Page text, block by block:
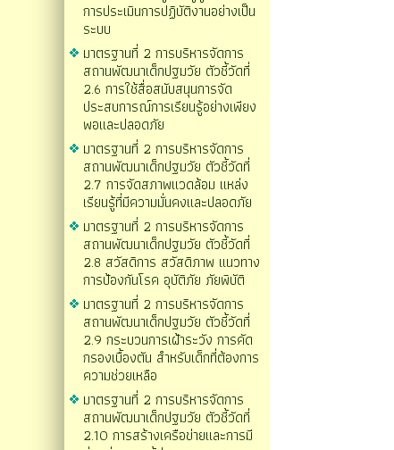
การประเมินการปฏิบัติงานอย่างเป็น
ระบบ
มาตรฐานที่ 2 การบริหารจัดการ
สถานพัฒนาเด็กปฐมวัย ตัวชี้วัดที่
2.6 การใช้สื่อสนับสนุนการจัด
ประสบการณ์การเรียนรู้อย่างเพียง
พอและปลอดภัย
มาตรฐานที่ 2 การบริหารจัดการ
สถานพัฒนาเด็กปฐมวัย ตัวชี้วัดที่
2.7 การจัดสภาพแวดล้อม แหล่ง
เรียนรู้ที่มีความมั่นคงและปลอดภัย
มาตรฐานที่ 2 การบริหารจัดการ
สถานพัฒนาเด็กปฐมวัย ตัวชี้วัดที่
2.8 สวัสดิการ สวัสดิภาพ แนวทาง
การป้องกันโรค อุบัติภัย ภัยพิบัติ
มาตรฐานที่ 2 การบริหารจัดการ
สถานพัฒนาเด็กปฐมวัย ตัวชี้วัดที่
2.9 กระบวนการเฝ้าระวัง การคัด
กรองเบื้องตัน สำหรับเด็กที่ต้องการ
ความช่วยเหลือ
มาตรฐานที่ 2 การบริหารจัดการ
สถานพัฒนาเด็กปฐมวัย ตัวชี้วัดที่
2.10 การสร้างเครือข่ายและการมี